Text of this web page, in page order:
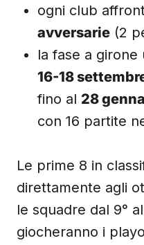
ogni club
avversarie (2
la fase a girone
16-18
fino al 28
con 16 partite
Le prime 8 in
direttamente agli
le squadre dal 9°
giocheranno i